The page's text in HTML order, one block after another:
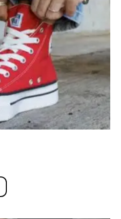
opciones
se
pueden
elegir
en
la
página
de
producto